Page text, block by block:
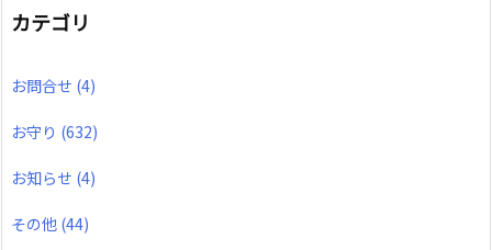
カテゴリ
お問合せ (4)
お守り (632)
お知らせ (4)
その他 (44)